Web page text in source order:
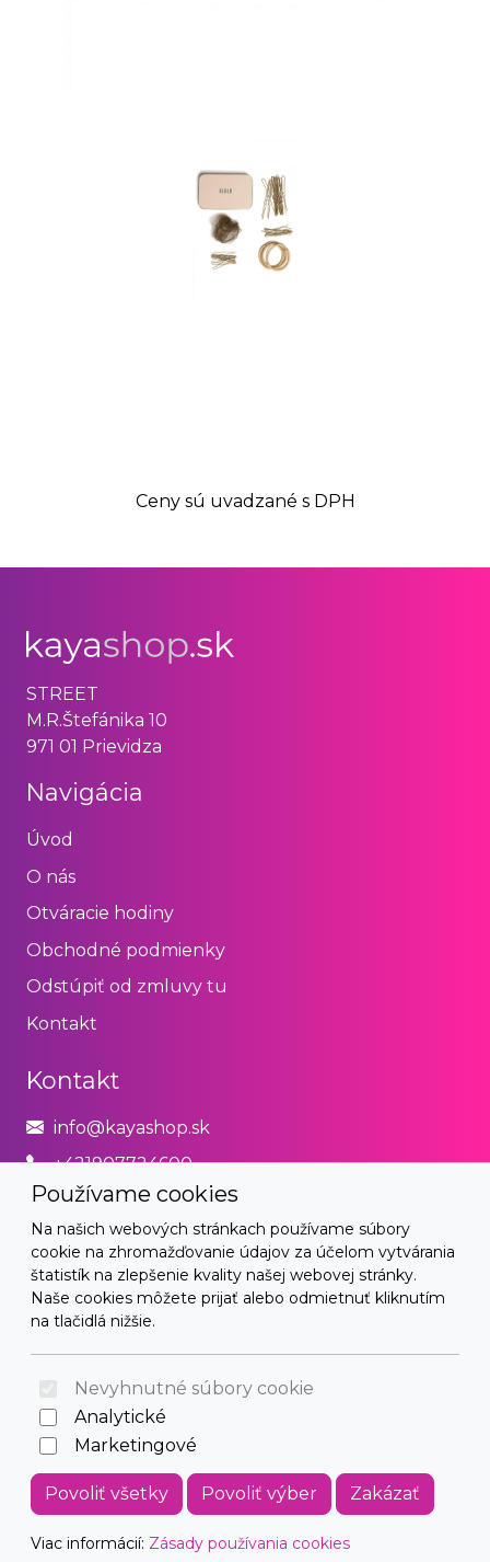
Ceny sú uvadzané s DPH
Používame cookies
Na našich webových stránkach používame súbory
cookie na zhromažďovanie údajov za účelom vytvárania
štatistík na zlepšenie kvality našej webovej stránky.
Naše cookies môžete prijať alebo odmietnuť kliknutím
na tlačidlá nižšie.
Nevyhnutné súbory cookie
Analytické
Marketingové
Povoliť všetky Povoliť výber Zakázať
Viac informácií: Zásady používania cookies
STREET
M.R.Štefánika 10
971 01 Prievidza
Navigácia
Úvod
O nás
Otváracie hodiny
Obchodné podmienky
Odstúpiť od zmluvy tu
Kontakt
Kontakt
info@kayashop.sk
+421907724600
Právne
Obchodné podmienky
Zásady používania cookies
© 2026 Arrabella s.r.o., mayabella s.r.o., Všetky práva
vyhradené.
Hosting: - Web: